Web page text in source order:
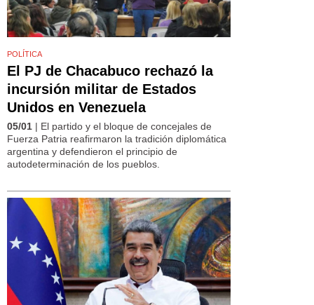
POLÍTICA
El PJ de Chacabuco rechazó la
incursión militar de Estados
Unidos en Venezuela
05/01 | El partido y el bloque de concejales de
Fuerza Patria reafirmaron la tradición diplomática
argentina y defendieron el principio de
autodeterminación de los pueblos.